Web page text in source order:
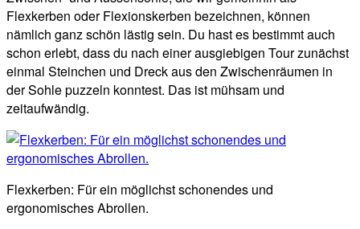
Flexkerben oder Flexionskerben bezeichnen, können
nämlich ganz schön lästig sein. Du hast es bestimmt auch
schon erlebt, dass du nach einer ausgiebigen Tour zunächst
einmal Steinchen und Dreck aus den Zwischenräumen in
der Sohle puzzeln konntest. Das ist mühsam und
zeitaufwändig.
Flexkerben: Für ein möglichst schonendes und
ergonomisches Abrollen.